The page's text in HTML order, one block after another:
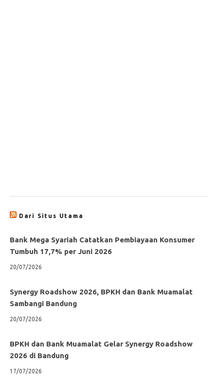
Dari Situs Utama
Bank Mega Syariah Catatkan Pembiayaan Konsumer
Tumbuh 17,7% per Juni 2026
20/07/2026
Synergy Roadshow 2026, BPKH dan Bank Muamalat
Sambangi Bandung
20/07/2026
BPKH dan Bank Muamalat Gelar Synergy Roadshow
2026 di Bandung
17/07/2026